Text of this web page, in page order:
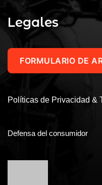
Legales
FORMULARIO DE
Políticas de Privacidad &
Defensa del consumidor